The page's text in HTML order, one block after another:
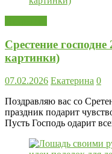
Срестение
картинки)
07.02.2026 Екатерина 0
Поздравляю вас со
праздник подарит
Пусть Господь одарит